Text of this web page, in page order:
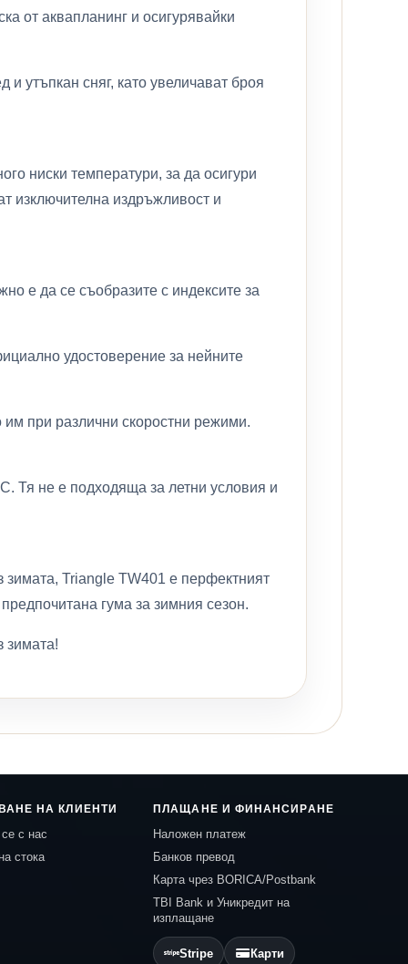
от аквапланинг и осигурявайки
утъпкан сняг, като увеличават броя
ниски температури, за да осигури
изключителна издръжливост и
е да се съобразите с индексите за
удостоверение за нейните
им при различни скоростни режими.
Тя не е подходяща за летни условия и
зимата, Triangle TW401 е перфектният
гума за зимния сезон.
зимата!
НА КЛИЕНТИ
с нас
стока
ПЛАЩАНЕ И ФИНАНСИРАНЕ
Наложен платеж
Банков превод
Карта чрез BORICA/Postbank
TBI Bank и Уникредит на
изплащане
Stripe Карти